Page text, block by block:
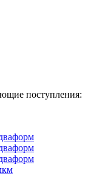
поступления: